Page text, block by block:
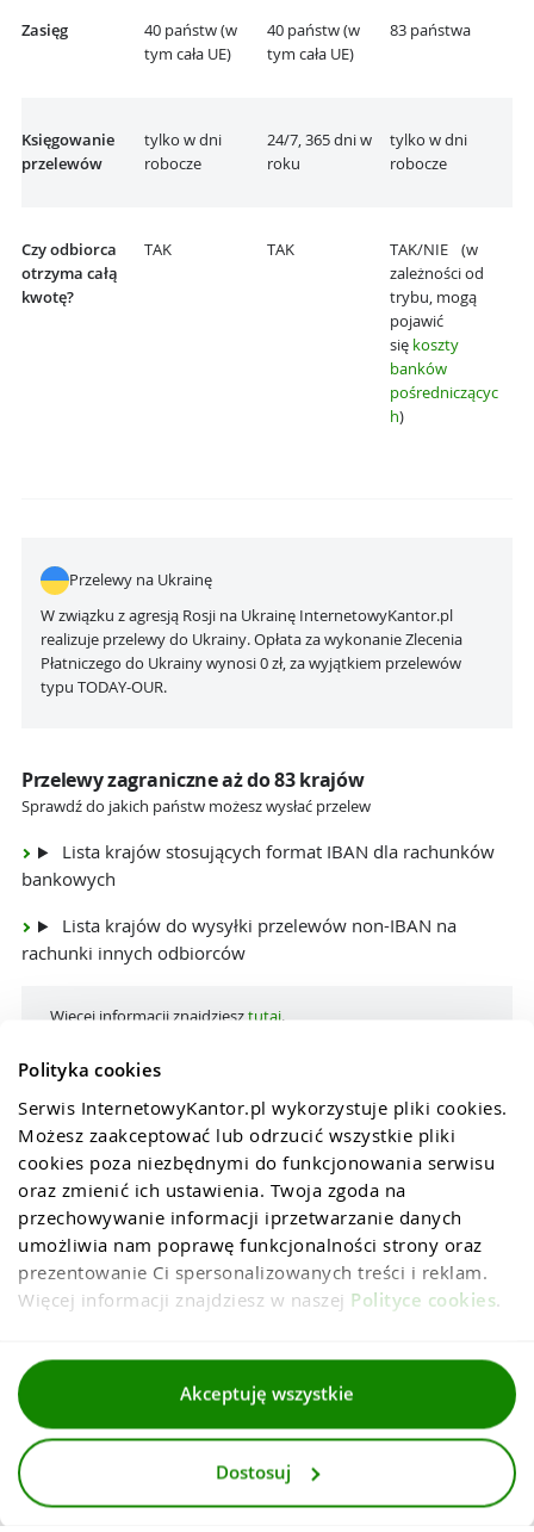
Polityka cookies
Serwis InternetowyKantor.pl wykorzystuje pliki cookies.
Możesz zaakceptować lub odrzucić wszystkie pliki
cookies poza niezbędnymi do funkcjonowania serwisu
oraz zmienić ich ustawienia. Twoja zgoda na
przechowywanie informacji iprzetwarzanie danych
umożliwia nam poprawę funkcjonalności strony oraz
prezentowanie Ci spersonalizowanych treści i reklam.
Więcej informacji znajdziesz w naszej Polityce cookies.
Akceptuję wszystkie
Dostosuj
Zasięg
40 państw (w
tym cała UE)
40 państw (w
tym cała UE)
83 państwa
Księgowanie
przelewów
tylko w dni
robocze
24/7, 365 dni w
roku
tylko w dni
robocze
Czy odbiorca
otrzyma całą
kwotę?
TAK TAK
TAK/NIE (w
zależności od
trybu, mogą
pojawić
się koszty
banków
pośredniczącyc
h)
Przelewy na Ukrainę
W związku z agresją Rosji na Ukrainę InternetowyKantor.pl
realizuje przelewy do Ukrainy. Opłata za wykonanie Zlecenia
Płatniczego do Ukrainy wynosi 0 zł, za wyjątkiem przelewów
typu TODAY-OUR.
Przelewy zagraniczne aż do 83 krajów
Sprawdź do jakich państw możesz wysłać przelew
Lista krajów stosujących format IBAN dla rachunków
bankowych
Lista krajów do wysyłki przelewów non-IBAN na
rachunki innych odbiorców
Więcej informacji znajdziesztutaj.
Regulaminy
Dla mediów